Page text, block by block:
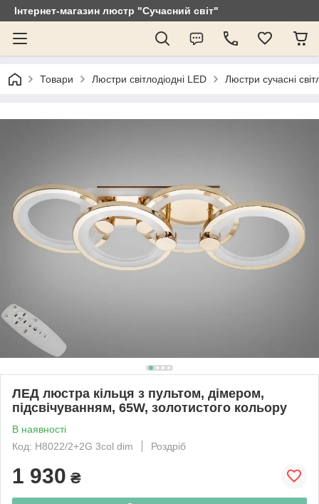
Інтернет-магазин люстр "Сучасний світ"
Товари Люстри світлодіодні LED Люстри сучасні
ЛЕД люстра кільця з пультом, дімером,
підсвічуванням, 65W, золотистого кольору
В наявності
Код: H8022/2+2G 3col dim
Роздріб
1 930 ₴